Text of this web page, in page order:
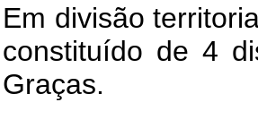
Em divisão
constituído de 4
Graças.